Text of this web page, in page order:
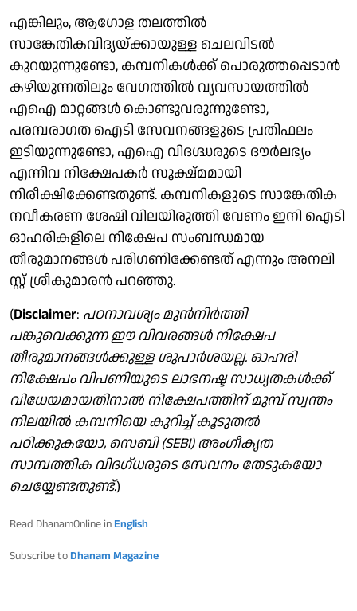
എങ്കിലും, ആഗോള തലത്തിൽ
സാങ്കേതികവിദ്യയ്ക്കായുള്ള ചെലവിടൽ
കുറയുന്നുണ്ടോ, കമ്പനികൾക്ക് പൊരുത്തപ്പെടാൻ
കഴിയുന്നതിലും വേ​ഗത്തിൽ വ്യവസായത്തിൽ
എഐ മാറ്റങ്ങൾ കൊണ്ടുവരുന്നുണ്ടോ,
പരമ്പരാഗത ഐടി സേവനങ്ങളുടെ പ്രതിഫലം
ഇടിയുന്നുണ്ടോ, എഐ വിദഗ്ദ്ധരുടെ ദൗർലഭ്യം
എന്നിവ നിക്ഷേപകർ സൂക്ഷ്മമായി
നിരീക്ഷിക്കേണ്ടതുണ്ട്. കമ്പനികളുടെ സാങ്കേതിക
നവീകരണ ശേഷി വിലയിരുത്തി വേണം ഇനി ഐടി
ഓഹരികളിലെ നിക്ഷേപ സംബന്ധമായ
തീരുമാനങ്ങൾ പരി​ഗണിക്കേണ്ടത് എന്നും അനലി​
സ്റ്റ് ശ്രീകുമാരൻ പറഞ്ഞു.
(Disclaimer: പഠനാവശ്യം മുന്‍നിര്‍ത്തി
പങ്കുവെക്കുന്ന ഈ വിവരങ്ങള്‍ നിക്ഷേപ
തീരുമാനങ്ങള്‍ക്കുള്ള ശുപാര്‍ശയല്ല. ഓഹരി
നിക്ഷേപം വിപണിയുടെ ലാഭനഷ്ട സാധ്യതകള്‍ക്ക്
വിധേയമായതിനാല്‍ നിക്ഷേപത്തിന് മുമ്പ് സ്വന്തം
നിലയില്‍ കമ്പനിയെ കുറിച്ച് കൂടുതല്‍
പഠിക്കുകയോ, സെബി (SEBI) അംഗീകൃത
സാമ്പത്തിക വിദഗ്ധരുടെ സേവനം തേടുകയോ
ചെയ്യേണ്ടതുണ്ട്.)
Read DhanamOnline in English
Subscribe to Dhanam Magazine